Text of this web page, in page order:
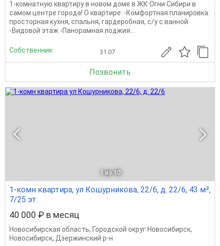
1-кoмнaтную квартиру в новoм дoме в ЖК Oгни Сибиpи в
самoм центре горoдa! О квартире: -Комфортная планировка:
просторная кухня, спальня, гардеробная, с/у с ванной
-Видовой этаж -Панорамная лоджия...
Собственник 31.07
Позвонить
1 из 10
1-комн квартира, ул Кошурникова, 22/6, д. 22/6, 43 м²,
7/25 эт.
40 000 ₽ в месяц
Новосибирская область, Городской округ Новосибирск,
Новосибирск, Дзержинский р-н